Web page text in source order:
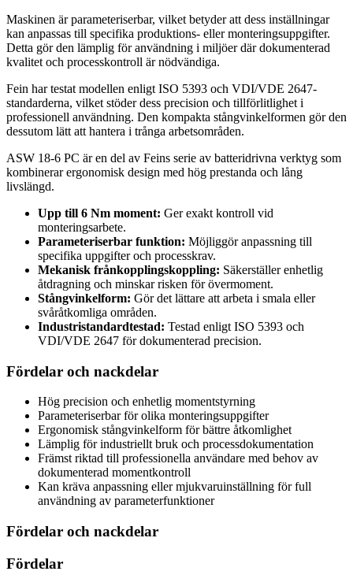
Maskinen är parameteriserbar, vilket betyder att dess inställningar
kan anpassas till specifika produktions- eller monteringsuppgifter.
Detta gör den lämplig för användning i miljöer där dokumenterad
kvalitet och processkontroll är nödvändiga.
Fein har testat modellen enligt ISO 5393 och VDI/VDE 2647-
standarderna, vilket stöder dess precision och tillförlitlighet i
professionell användning. Den kompakta stångvinkelformen gör den
dessutom lätt att hantera i trånga arbetsområden.
ASW 18-6 PC är en del av Feins serie av batteridrivna verktyg som
kombinerar ergonomisk design med hög prestanda och lång
livslängd.
Upp till 6 Nm moment: Ger exakt kontroll vid
monteringsarbete.
Parameteriserbar funktion: Möjliggör anpassning till
specifika uppgifter och processkrav.
Mekanisk frånkopplingskoppling: Säkerställer enhetlig
åtdragning och minskar risken för övermoment.
Stångvinkelform: Gör det lättare att arbeta i smala eller
svåråtkomliga områden.
Industristandardtestad: Testad enligt ISO 5393 och
VDI/VDE 2647 för dokumenterad precision.
Fördelar och nackdelar
Hög precision och enhetlig momentstyrning
Parameteriserbar för olika monteringsuppgifter
Ergonomisk stångvinkelform för bättre åtkomlighet
Lämplig för industriellt bruk och processdokumentation
Främst riktad till professionella användare med behov av
dokumenterad momentkontroll
Kan kräva anpassning eller mjukvaruinställning för full
användning av parameterfunktioner
Fördelar och nackdelar
Fördelar